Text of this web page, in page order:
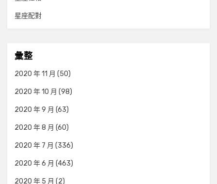
星座配對
彙整
2020 年 11 月 (50)
2020 年 10 月 (98)
2020 年 9 月 (63)
2020 年 8 月 (60)
2020 年 7 月 (336)
2020 年 6 月 (463)
2020 年 5 月 (2)